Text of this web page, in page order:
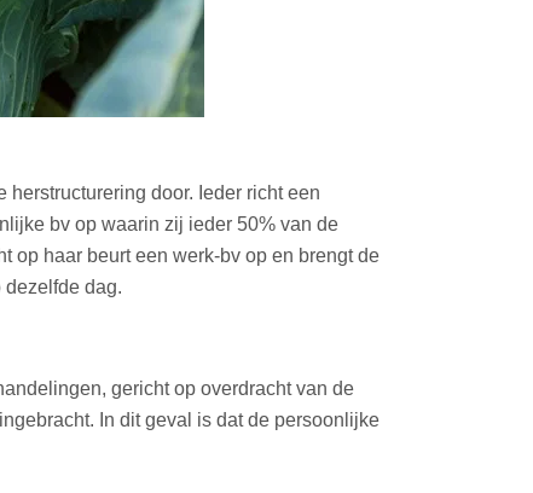
door. Ieder richt een
bv op waarin zij ieder 50% van de
op haar beurt een werk-bv op en brengt de
dag.
gericht op overdracht van de
In dit geval is dat de persoonlijke